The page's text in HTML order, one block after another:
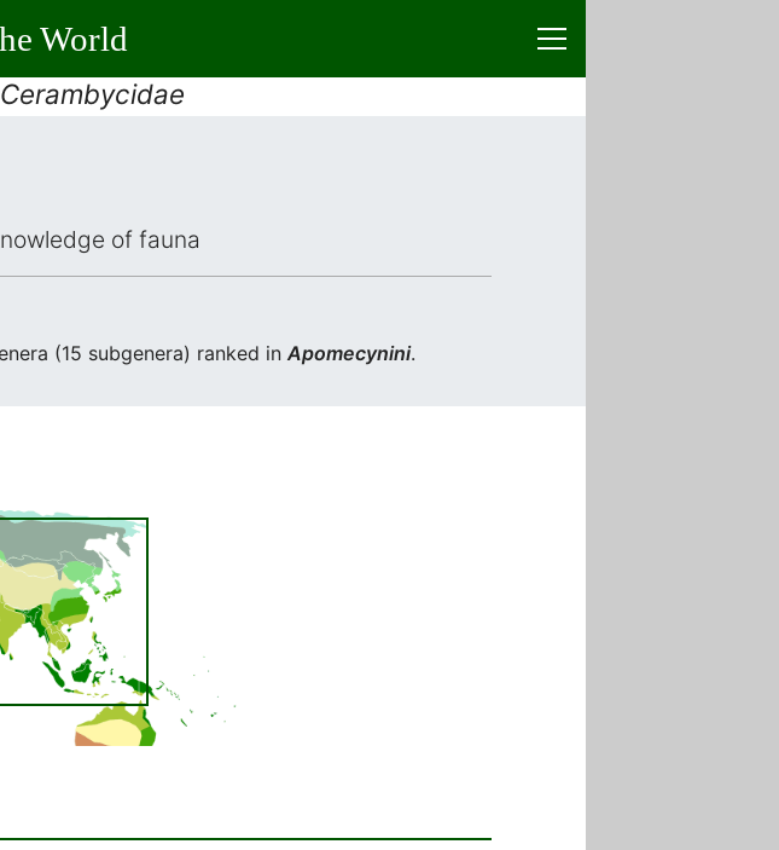
World
of fauna
(15 subgenera) ranked inApomecynini.